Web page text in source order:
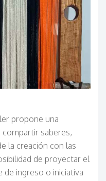
propone una
saberes,
la creación con las
de proyectar el
ingreso o iniciativa